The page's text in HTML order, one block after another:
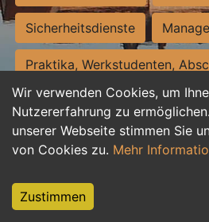
Wir verwenden Cookies, um
Nutzererfahrung zu
unserer Webseite stimmen Sie
von Cookies zu. Mehr
Zustimmen
Sicherheitsdienste
Praktika, Werkstudenten,
Personalwesen Assistenz,
Hilfskräfte, Aushilfs- und
Weiterbildung, Studium, duale